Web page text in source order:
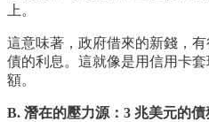
上。
這意味著，政府借來的新錢，
債的利息。這就像是用信用卡
額。
B. 潛在的壓力源：3 兆美元的債